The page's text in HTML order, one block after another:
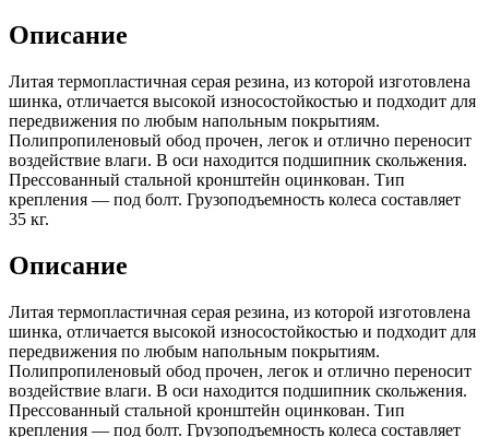
Описание
Литая термопластичная серая резина, из которой изготовлена
шинка, отличается высокой износостойкостью и подходит для
передвижения по любым напольным покрытиям.
Полипропиленовый обод прочен, легок и отлично переносит
воздействие влаги. В оси находится подшипник скольжения.
Прессованный стальной кронштейн оцинкован. Тип
крепления — под болт. Грузоподъемность колеса составляет
35 кг.
Описание
Литая термопластичная серая резина, из которой изготовлена
шинка, отличается высокой износостойкостью и подходит для
передвижения по любым напольным покрытиям.
Полипропиленовый обод прочен, легок и отлично переносит
воздействие влаги. В оси находится подшипник скольжения.
Прессованный стальной кронштейн оцинкован. Тип
крепления — под болт. Грузоподъемность колеса составляет